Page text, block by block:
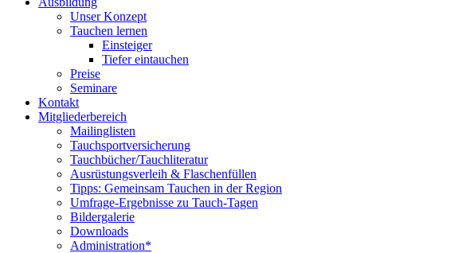
Unser Konzept
Tauchen lernen
Einsteiger
Tiefer eintauchen
Preise
Seminare
Kontakt
Mitgliederbereich
Mailinglisten
Tauchsportversicherung
Tauchbücher/Tauchliteratur
Ausrüstungsverleih & Flaschenfüllen
Tipps: Gemeinsam Tauchen in der Region
Umfrage-Ergebnisse zu Tauch-Tagen
Bildergalerie
Downloads
Administration*